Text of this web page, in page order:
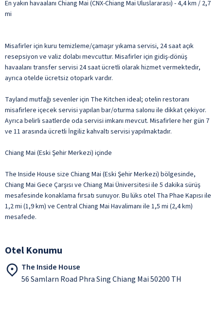
En yakın havaalanı Chiang Mai (CNX-Chiang Mai Uluslararası) - 4,4 km / 2,7
mi
Misafirler için kuru temizleme/çamaşır yıkama servisi, 24 saat açık
resepsiyon ve valiz dolabı mevcuttur. Misafirler için gidiş-dönüş
havaalanı transfer servisi 24 saat ücretli olarak hizmet vermektedir,
ayrıca otelde ücretsiz otopark vardır.
Tayland mutfağı sevenler için The Kitchen ideal; otelin restoranı
misafirlere içecek servisi yapılan bar/oturma salonu ile dikkat çekiyor.
Ayrıca belirli saatlerde oda servisi imkanı mevcut. Misafirlere her gün 7
ve 11 arasında ücretli İngiliz kahvaltı servisi yapılmaktadır.
Chiang Mai (Eski Şehir Merkezi) içinde
The Inside House size Chiang Mai (Eski Şehir Merkezi) bölgesinde,
Chiang Mai Gece Çarşısı ve Chiang Mai Üniversitesi ile 5 dakika sürüş
mesafesinde konaklama fırsatı sunuyor. Bu lüks otel Tha Phae Kapısı ile
1,2 mi (1,9 km) ve Central Chiang Mai Havalimanı ile 1,5 mi (2,4 km)
mesafede.
Otel Konumu
The Inside House
56 Samlarn Road Phra Sing Chiang Mai 50200 TH